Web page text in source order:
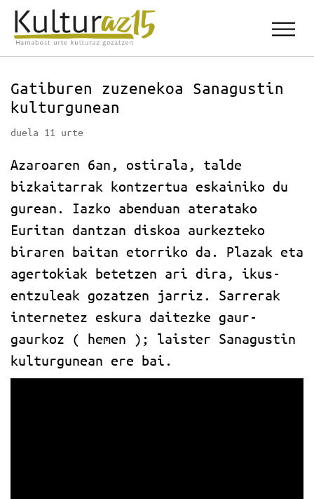
Gatiburen zuzenekoa Sanagustin
kulturgunean
duela 11 urte
Azaroaren 6an, ostirala, talde
bizkaitarrak kontzertua eskainiko du
gurean. Iazko abenduan ateratako
Euritan dantzan diskoa aurkezteko
biraren baitan etorriko da. Plazak eta
agertokiak betetzen ari dira, ikus-
entzuleak gozatzen jarriz. Sarrerak
internetez eskura daitezke gaur-
gaurkoz ( hemen ); laister Sanagustin
kulturgunean ere bai.